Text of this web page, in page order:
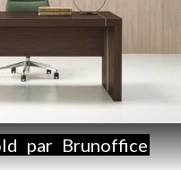
par Brunoffice